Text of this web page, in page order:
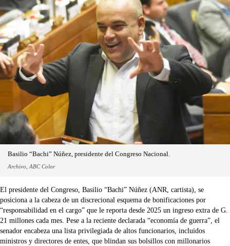
Basilio “Bachi” Núñez, presidente del Congreso Nacional.
Archivo, ABC Color
El presidente del Congreso, Basilio “Bachi” Núñez (ANR, cartista), se
posiciona a la cabeza de un discrecional esquema de bonificaciones por
“responsabilidad en el cargo” que le reporta desde 2025 un ingreso extra de G.
21 millones cada mes. Pese a la reciente declarada “economía de guerra”, el
senador encabeza una lista privilegiada de altos funcionarios, incluidos
ministros y directores de entes, que blindan sus bolsillos con millonarios